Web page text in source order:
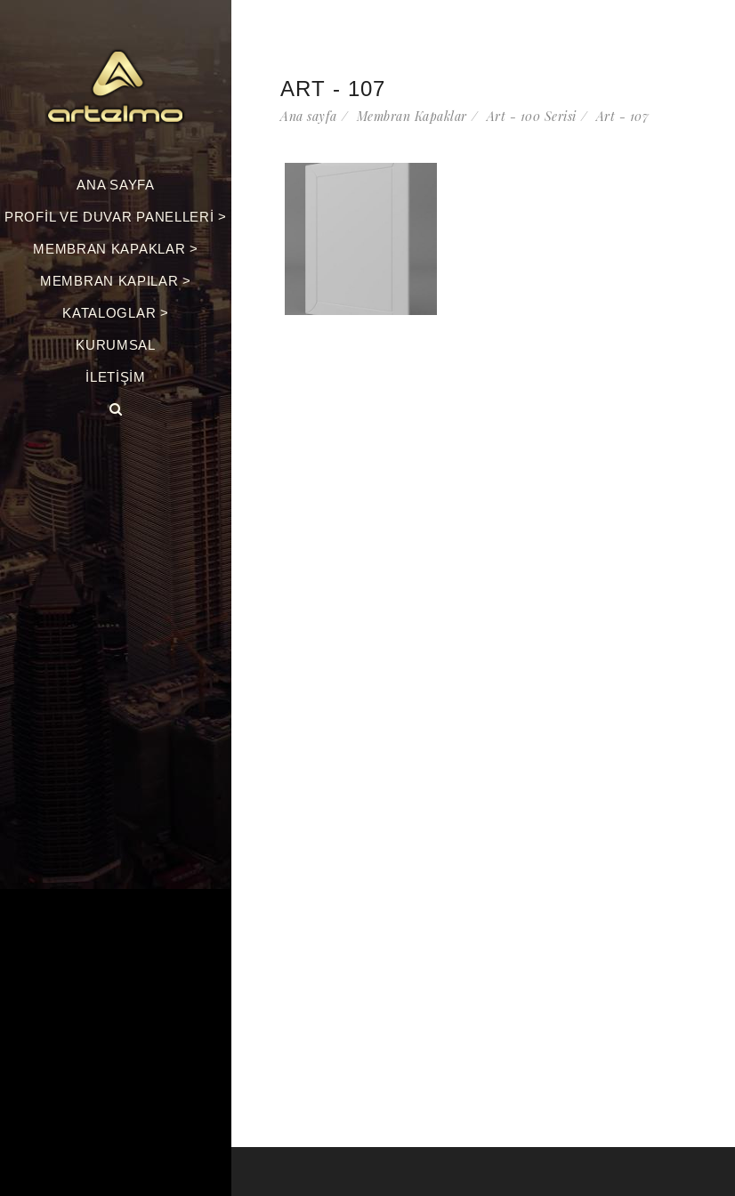
ANA SAYFA
PROFIL VE DUVAR PANELLERI >
MEMBRAN KAPAKLAR >
MEMBRAN KAPILAR >
KATALOGLAR >
KURUMSAL
İLETIŞIM
ART - 107
Ana sayfa Membran Kapaklar Art - 100 Serisi Art - 107